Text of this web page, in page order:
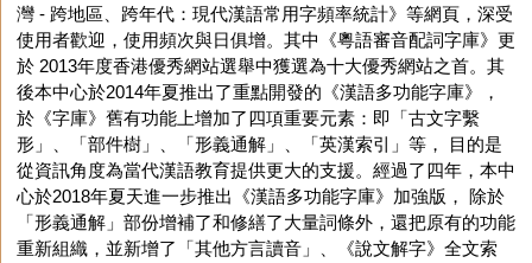
灣 - 跨地區、跨年代：現代漢語常用字頻率統計》等網頁，深受
使用者歡迎，使用頻次與日俱增。其中《粵語審音配詞字庫》更
於 2013年度香港優秀網站選舉中獲選為十大優秀網站之首。其
後本中心於2014年夏推出了重點開發的《漢語多功能字庫》，
於《字庫》舊有功能上增加了四項重要元素：即「古文字繫
形」、「部件樹」、「形義通解」、「英漢索引」等， 目的是
從資訊角度為當代漢語教育提供更大的支援。經過了四年，本中
心於2018年夏天進一步推出《漢語多功能字庫》加強版， 除於
「形義通解」部份增補了和修繕了大量詞條外，還把原有的功能
重新組織，並新增了「其他方言讀音」、《說文解字》全文索